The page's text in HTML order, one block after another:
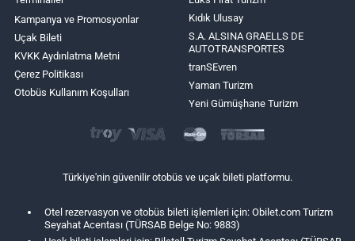
Kampanya ve Promosyonlar
Uçak Bileti
KVKK Aydınlatma Metni
Çerez Politikası
Otobüs Kullanım Koşulları
Kıdık Ulusay
S.A. ALSINA GRAELLS DE
AUTOTRANSPORTES
tranSEvren
Yaman Turizm
Yeni Gümüşhane Turizm
Türkiye'nin güvenilir otobüs ve uçak bileti platformu.
Otel rezervasyon ve otobüs bileti işlemleri için: Obilet.com Turizm
Seyahat Acentası (TÜRSAB Belge No: 9883)